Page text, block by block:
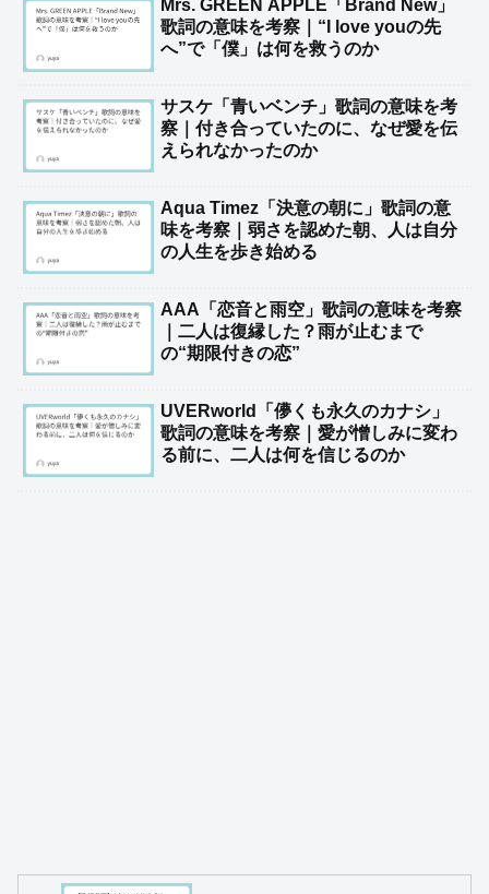
Mrs. GREEN APPLE「Brand New」
歌詞の意味を考察｜“I love youの先
へ”で「僕」は何を救うのか
サスケ「青いベンチ」歌詞の意味を考
察｜付き合っていたのに、なぜ愛を伝
えられなかったのか
Aqua Timez「決意の朝に」歌詞の意
味を考察｜弱さを認めた朝、人は自分
の人生を歩き始める
AAA「恋音と雨空」歌詞の意味を考察
｜二人は復縁した？雨が止むまで
の“期限付きの恋”
UVERworld「儚くも永久のカナシ」
歌詞の意味を考察｜愛が憎しみに変わ
る前に、二人は何を信じるのか